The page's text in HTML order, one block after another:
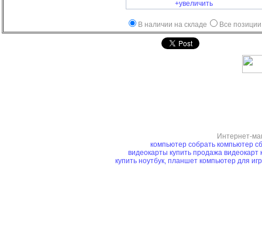
+увеличить
В наличии на складе Все позиции
Интернет-
компьютер собрать компьютер
видеокарты купить продажа видеокарт
купить ноутбук, планшет компьютер для